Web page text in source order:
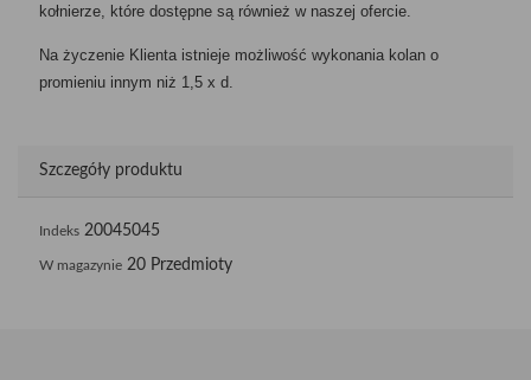
kołnierze, które dostępne są również w naszej ofercie.
Na życzenie Klienta istnieje możliwość wykonania kolan o
promieniu innym niż 1,5 x d.
Szczegóły produktu
Indeks 20045045
W magazynie 20 Przedmioty